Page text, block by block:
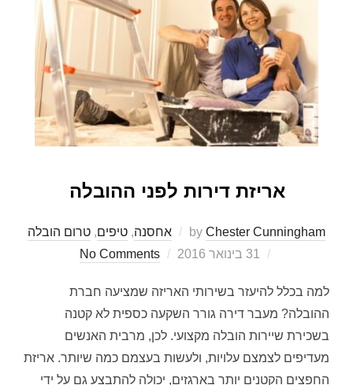
אריזת דירות לפני ההובלה
by Chester Cunningham אחסנה, טיפים, טרום הובלה
Posted
31 בינואר 2016 No Comments
למה בכלל להיעזר בשירותי האריזה שמציעה חברת
ההובלה? מעבר דירה גורר השקעה כספית לא קטנה
בשכירת שיירות הובלה מקצועי. לכן, מרבית האנשים
מעדיפים לצמצם עלויות, ולעשות בעצמם כמה שיותר. אריזת
החפצים הקטנים יותר בארגזים, יכולה להתבצע גם על ידי